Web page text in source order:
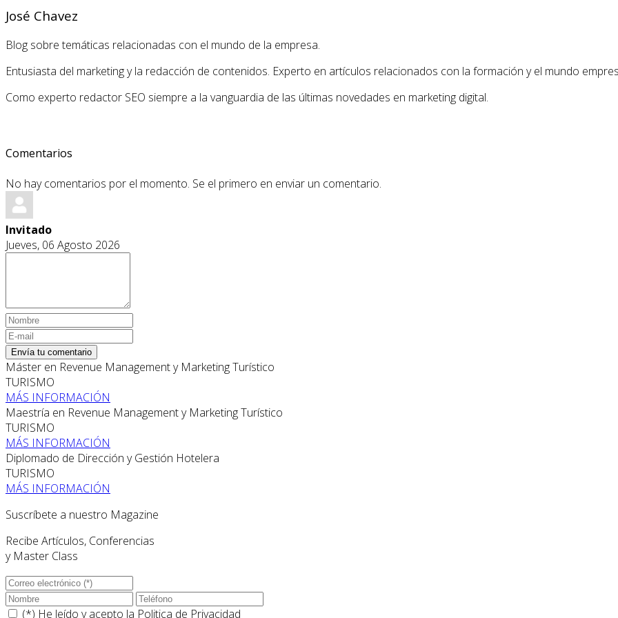
José Chavez
Blog sobre temáticas relacionadas con el mundo de la empresa.
Entusiasta del marketing y la redacción de contenidos. Experto en artículos relacionados con la formación y el mundo
Como experto redactor SEO siempre a la vanguardia de las últimas novedades en marketing digital.
Comentarios
No hay comentarios por el momento. Se el primero en enviar un comentario.
Invitado
Jueves, 06 Agosto 2026
Envía tu comentario
Máster en Revenue Management y Marketing Turístico
TURISMO
MÁS INFORMACIÓN
Maestría en Revenue Management y Marketing Turístico
TURISMO
MÁS INFORMACIÓN
Diplomado de Dirección y Gestión Hotelera
TURISMO
MÁS INFORMACIÓN
Suscríbete a nuestro Magazine
Recibe Artículos, Conferencias
y Master Class
(*) He leído y acepto la Politica de Privacidad